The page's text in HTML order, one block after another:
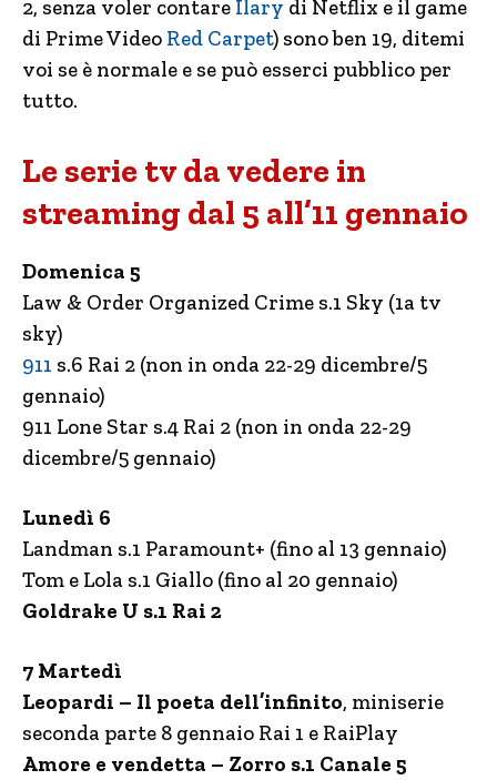
2, senza voler contare Ilary di Netflix e il game
di Prime Video Red Carpet) sono ben 19, ditemi
voi se è normale e se può esserci pubblico per
tutto.
Le serie tv da vedere in
streaming dal 5 all’11 gennaio
Domenica 5
Law & Order Organized Crime s.1 Sky (1a tv
sky)
911 s.6 Rai 2 (non in onda 22-29 dicembre/5
gennaio)
911 Lone Star s.4 Rai 2 (non in onda 22-29
dicembre/5 gennaio)
Lunedì 6
Landman s.1 Paramount+ (fino al 13 gennaio)
Tom e Lola s.1 Giallo (fino al 20 gennaio)
Goldrake U s.1 Rai 2
7 Martedì
Leopardi – Il poeta dell’infinito, miniserie
seconda parte 8 gennaio Rai 1 e RaiPlay
Amore e vendetta – Zorro s.1 Canale 5